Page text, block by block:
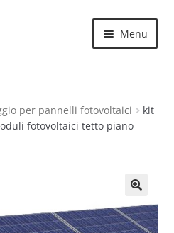
Menu
per pannelli fotovoltaici
kit
fotovoltaici tetto piano